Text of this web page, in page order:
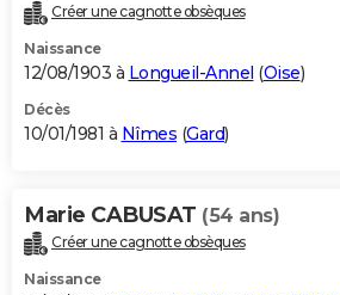
Créer une cagnotte obsèques
Naissance
12/08/1903 à Longueil-Annel (Oise)
Décès
10/01/1981 à Nîmes (Gard)
Marie CABUSAT (54 ans)
Créer une cagnotte obsèques
Naissance